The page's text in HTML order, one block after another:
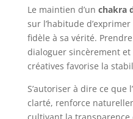
Le maintien d’un chakra
sur l’habitude
fidèle à sa vérité.
dialoguer sincèrement
créatives favorise la
S’autoriser à dire ce que
clarté, renforce